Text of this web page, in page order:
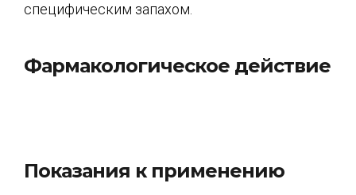
специфическим запахом.
Фармакологическое действие
Показания к применению